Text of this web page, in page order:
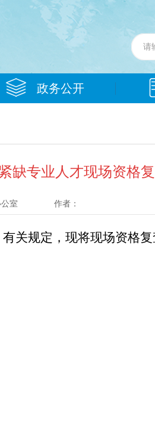
政务公开
缺专业人才现场资格
室 作者：
关规定，现将现场资格